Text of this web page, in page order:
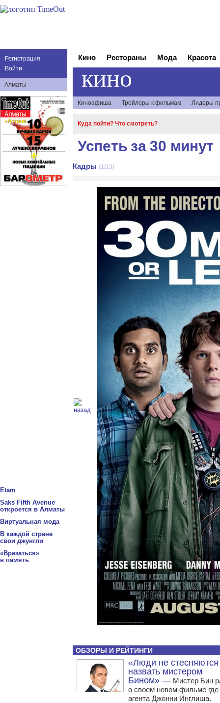
Регистрация
Войти
Алматы
Etam
Saks Fifth Avenue
откроется в Алматы
Виртуальная мода
В каждой стране
свои джунгли
«Врезаться»
в память
Кино Рестораны Мода Красота
кино
Киноафиша Трейлеры к фильмам Лидеры
Куда пойти? Что смотреть?
Успеть за 30 минут
Кадры (1/13)
ОБЗОРЫ И РЕЙТИНГИ
«Люди не
назвать мистером
Бином» — Мистер Бин
о своем новом фильме где
агента Джонни Инглиша.